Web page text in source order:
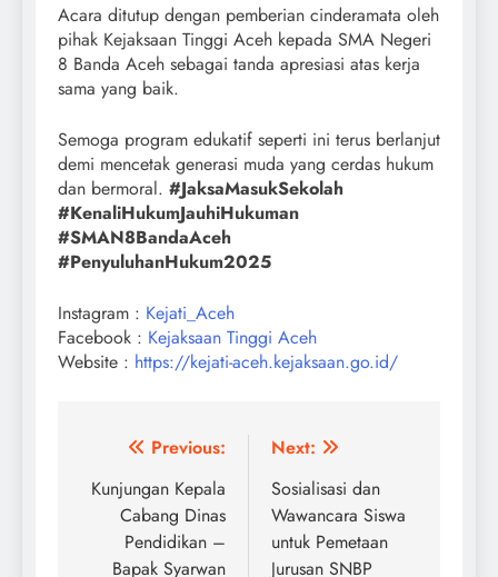
Acara ditutup dengan pemberian cinderamata oleh
pihak Kejaksaan Tinggi Aceh kepada SMA Negeri
8 Banda Aceh sebagai tanda apresiasi atas kerja
sama yang baik.
Semoga program edukatif seperti ini terus berlanjut
demi mencetak generasi muda yang cerdas hukum
dan bermoral. #JaksaMasukSekolah
#KenaliHukumJauhiHukuman
#SMAN8BandaAceh
#PenyuluhanHukum2025
Instagram : Kejati_Aceh
Facebook : Kejaksaan Tinggi Aceh
Website : https://kejati-aceh.kejaksaan.go.id/
Post
navigation
Previous:
Kunjungan Kepala
Cabang Dinas
Pendidikan –
Bapak Syarwan
Next:
Sosialisasi dan
Wawancara Siswa
untuk Pemetaan
Jurusan SNBP